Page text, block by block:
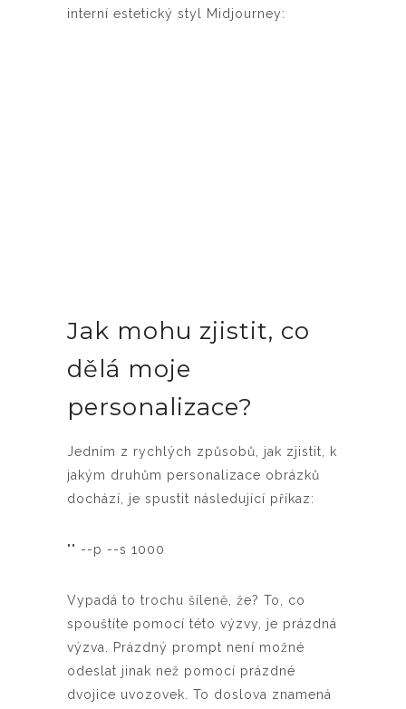
interní estetický styl Midjourney:
Jak mohu zjistit, co
dělá moje
personalizace?
Jedním z rychlých způsobů, jak zjistit, k
jakým druhům personalizace obrázků
dochází, je spustit následující příkaz:
"" --p --s 1000
Vypadá to trochu šíleně, že? To, co
spouštíte pomocí této výzvy, je prázdná
výzva. Prázdný prompt není možné
odeslat jinak než pomocí prázdné
dvojice uvozovek. To doslova znamená